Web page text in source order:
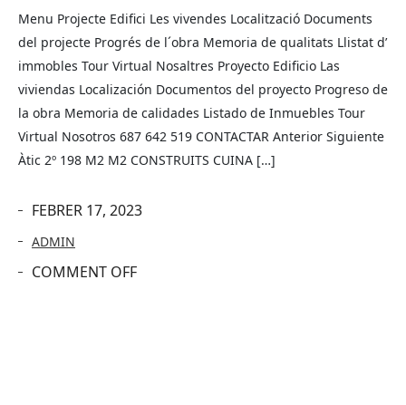
Menu Projecte Edifici Les vivendes Localització Documents
del projecte Progrés de l´obra Memoria de qualitats Llistat d’
immobles Tour Virtual Nosaltres Proyecto Edificio Las
viviendas Localización Documentos del proyecto Progreso de
la obra Memoria de calidades Listado de Inmuebles Tour
Virtual Nosotros 687 642 519 CONTACTAR Anterior Siguiente
Àtic 2º 198 M2 M2 CONSTRUITS CUINA […]
FEBRER 17, 2023
ADMIN
COMMENT OFF